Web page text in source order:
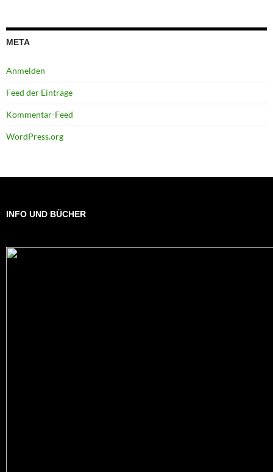
META
Anmelden
Feed der Einträge
Kommentar-Feed
WordPress.org
INFO UND BÜCHER